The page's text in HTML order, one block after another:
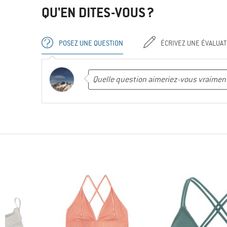
QU'EN DITES-VOUS ?
POSEZ UNE QUESTION ÉCRIVEZ UNE